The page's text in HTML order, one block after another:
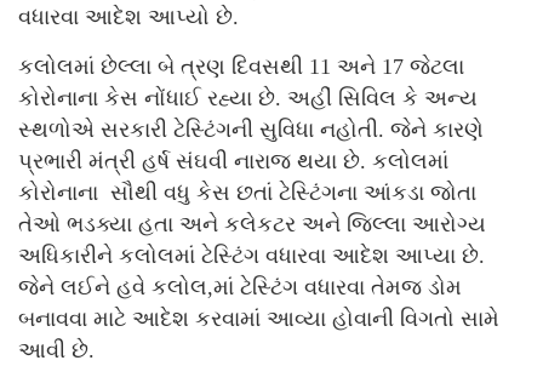
વધારવા આદેશ આપ્યો છે.
કલોલમાં છેલ્લા બે ત્રણ દિવસથી 11 અને 17 જેટલા
કોરોનાના કેસ નોંધાઈ રહ્યા છે. અહીં સિવિલ કે અન્ય
સ્થળોએ સરકારી ટેસ્ટિંગની સુવિધા નહોતી. જેને કારણે
પ્રભારી મંત્રી હર્ષ સંઘવી નારાજ થયા છે. કલોલમાં
કોરોનાના સૌથી વધુ કેસ છતાં ટેસ્ટિંગના આંકડા જોતા
તેઓ ભડક્યા હતા અને કલેકટર અને જિલ્લા આરોગ્ય
અધિકારીને કલોલમાં ટેસ્ટિંગ વધારવા આદેશ આપ્યા છે.
જેને લઈને હવે કલોલ,માં ટેસ્ટિંગ વધારવા તેમજ ડોમ
બનાવવા માટે આદેશ કરવામાં આવ્યા હોવાની વિગતો સામે
આવી છે.